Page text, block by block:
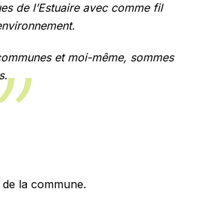
de l’Estuaire avec comme fil
et moi-même, sommes
la commune.